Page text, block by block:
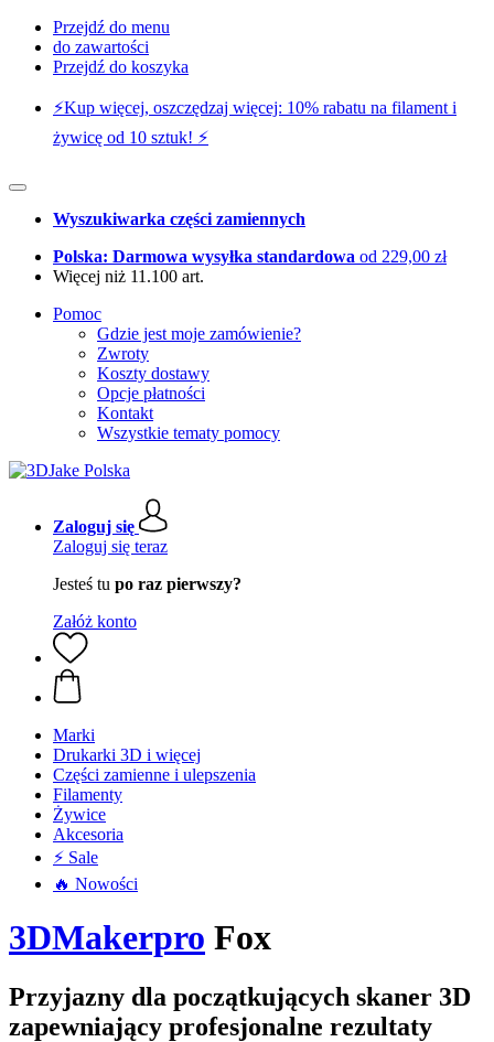
Przejdź do menu
do zawartości
Przejdź do koszyka
⚡️Kup więcej, oszczędzaj więcej: 10% rabatu na filament i
żywicę od 10 sztuk! ⚡️
Wyszukiwarka części zamiennych
Polska: Darmowa wysyłka standardowa od 229,00 zł
Więcej niż 11.100 art.
Pomoc
Gdzie jest moje zamówienie?
Zwroty
Koszty dostawy
Opcje płatności
Kontakt
Wszystkie tematy pomocy
Zaloguj się
Zaloguj się teraz
Jesteś tu po raz pierwszy?
Załóż konto
Marki
Drukarki 3D i więcej
Części zamienne i ulepszenia
Filamenty
Żywice
Akcesoria
⚡ Sale
🔥 Nowości
3DMakerpro Fox
Przyjazny dla początkujących skaner 3D
zapewniający profesjonalne rezultaty